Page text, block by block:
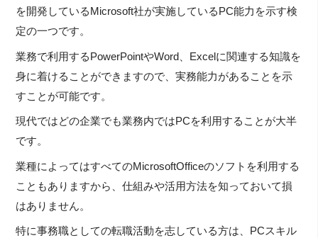
を開発しているMicrosoft社が実施しているPC能力を示す検
定の一つです。
業務で利用するPowerPointやWord、Excelに関連する知識を
身に着けることができますので、実務能力があることを示
すことが可能です。
現代ではどの企業でも業務内ではPCを利用することが大半
です。
業種によってはすべてのMicrosoftOfficeのソフトを利用する
こともありますから、仕組みや活用方法を知っておいて損
はありません。
特に事務職としての転職活動を志している方は、PCスキル